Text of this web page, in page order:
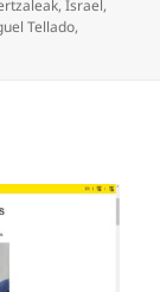
,Israel,
Tellado,